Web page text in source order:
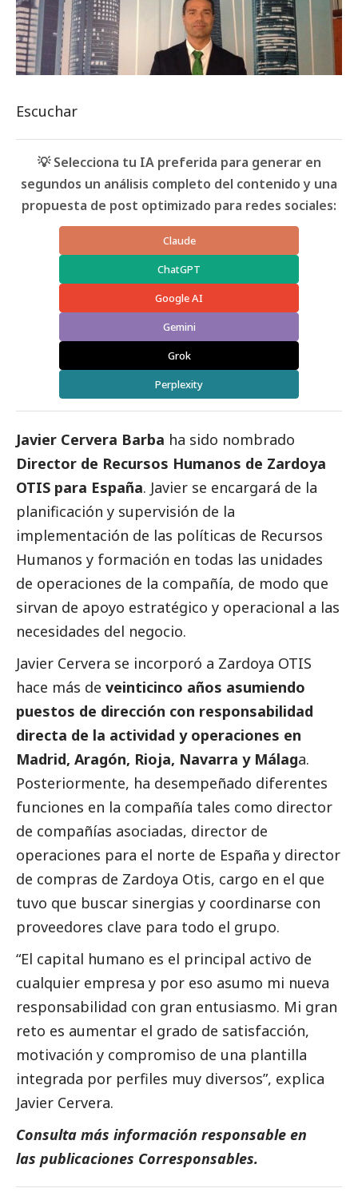
Escuchar
💡 Selecciona tu IA preferida para generar en
segundos un análisis completo del contenido y una
propuesta de post optimizado para redes sociales:
Claude
ChatGPT
Google AI
Gemini
Grok
Perplexity
Javier Cervera Barba ha sido nombrado
Director de Recursos Humanos de Zardoya
OTIS para España. Javier se encargará de la
planificación y supervisión de la
implementación de las políticas de Recursos
Humanos y formación en todas las unidades
de operaciones de la compañía, de modo que
sirvan de apoyo estratégico y operacional a las
necesidades del negocio.
Javier Cervera se incorporó a Zardoya OTIS
hace más de veinticinco años asumiendo
puestos de dirección con responsabilidad
directa de la actividad y operaciones en
Madrid, Aragón, Rioja, Navarra y Málaga.
Posteriormente, ha desempeñado diferentes
funciones en la compañía tales como director
de compañías asociadas, director de
operaciones para el norte de España y director
de compras de Zardoya Otis, cargo en el que
tuvo que buscar sinergias y coordinarse con
proveedores clave para todo el grupo.
“El capital humano es el principal activo de
cualquier empresa y por eso asumo mi nueva
responsabilidad con gran entusiasmo. Mi gran
reto es aumentar el grado de satisfacción,
motivación y compromiso de una plantilla
integrada por perfiles muy diversos”, explica
Javier Cervera.
Consulta más información responsable en
las publicaciones Corresponsables.